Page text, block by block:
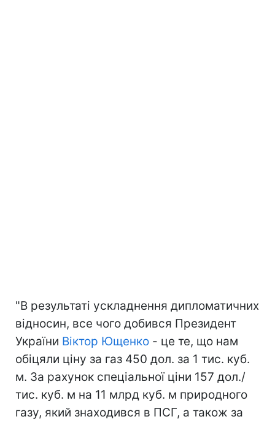
"В результаті ускладнення дипломатичних
відносин, все чого добився Президент
України Віктор Ющенко - це те, що нам
обіцяли ціну за газ 450 дол. за 1 тис. куб.
м. За рахунок спеціальної ціни 157 дол./
тис. куб. м на 11 млрд куб. м природного
газу, який знаходився в ПСГ, а також за